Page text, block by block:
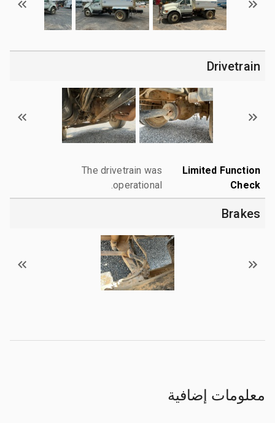
Drivetrain
Limited Function
Check
The drivetrain was
operational.
Brakes
معلومات إضافية